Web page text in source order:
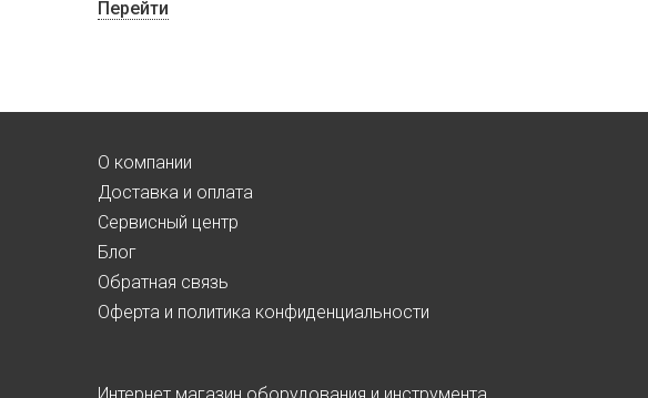
Перейти
О компании
Доставка и оплата
Сервисный центр
Блог
Обратная связь
Оферта и политика конфиденциальности